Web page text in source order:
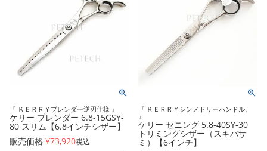
『 ＫＥＲＲＹブレンダー逆刃仕様 』
ケリー ブレンダー 6.8-15GSY-
80 スリム【6.8インチシザー】
販売価格 ¥73,920税込
『 ＫＥＲＲＹシンメトリーハンドル。
』
ケリー セニング 5.8-40SY-30
トリミングシザー（スキバサ
ミ）【6インチ】